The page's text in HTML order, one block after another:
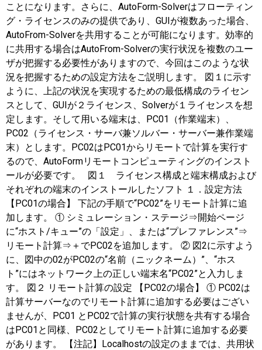
ことになります。さらに、AutoForm-Solverはフローティン
グ・ライセンスのみの提供であり、GUIが複数あった場合、
AutoFrom-Solverを共用することが可能になります。効率的
に共用する場合はAutoFrom-Solverの実行状況を複数のユー
ザが把握する必要性がありますので、今回はこのような状
況を把握するための設定方法をご説明します。 図１に示す
ように、上記の状況を実現するための最低構成のライセン
スとして、GUIが２ライセンス、Solverが１ライセンスを想
定します。そして用いる端末は、PC01（作業端末）、
PC02（ライセンス・サーバ兼ソルバー・サーバー兼作業端
末）とします。PC02はPC01からリモートで計算を実行す
るので、AutoFormリモートコンピューティングのインスト
ールが必要です。 図１ ライセンス構成と端末構成および
それぞれの端末のインストールしたソフト １．設定方法
【PC01の場合】 下記の手順で“PC02”をリモート計算に追
加します。 ① シミュレーション・ステージ⇒開始ページ
に“ホスト/キュー”の「設定」、または“プレファレンス”⇒
リモート計算⇒＋でPC02を追加します。 ② 図2に示すよう
に、図中の02がPC02の“名前（ニックネーム）”、“ホス
ト”にはネットワーク上の正しい端末名“PC02”と入力しま
す。 図２ リモート計算の設定 【PC02の場合】 ① PC02は
計算サーバーなのでリモート計算に追加する必要はござい
ませんが、PC01 とPC02で計算の実行状態を共有する場合
はPC01と同様、PC02としてリモート計算に追加する必要
があります。 【注記】Localhostの設定のままでは、共用状